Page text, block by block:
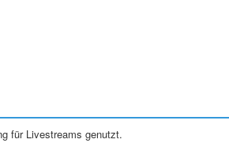
für Livestreams genutzt.